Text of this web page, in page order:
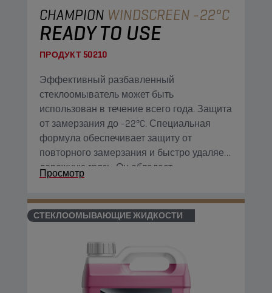
CHAMPION WINDSCREEN -22°C
READY TO USE
ПРОДУКТ50210
Эффективный разбавленный
стеклоомыватель может быть
использован в течение всего года. Защита
от замерзания до -22°C. Специальная
формула обеспечивает защиту от
повторного замерзания и быстро удаляет
дорожную грязь. Он обладает
прекрасными чистящими свойствами и
имеет приятный цитрусовый запах.
Просмотр
СТЕКЛООМЫВАЮЩИЕ ЖИДКОСТИ